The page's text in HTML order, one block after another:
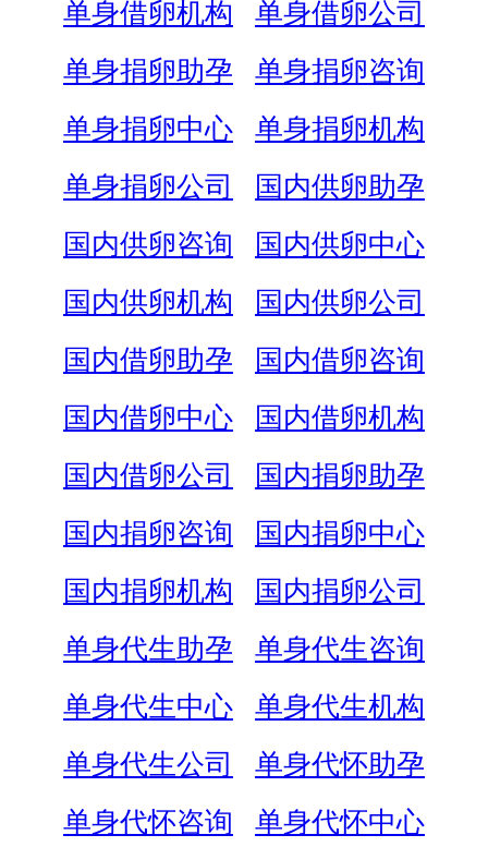
单身借卵机构
单身借卵公司
单身捐卵助孕
单身捐卵咨询
单身捐卵中心
单身捐卵机构
单身捐卵公司
国内供卵助孕
国内供卵咨询
国内供卵中心
国内供卵机构
国内供卵公司
国内借卵助孕
国内借卵咨询
国内借卵中心
国内借卵机构
国内借卵公司
国内捐卵助孕
国内捐卵咨询
国内捐卵中心
国内捐卵机构
国内捐卵公司
单身代生助孕
单身代生咨询
单身代生中心
单身代生机构
单身代生公司
单身代怀助孕
单身代怀咨询
单身代怀中心